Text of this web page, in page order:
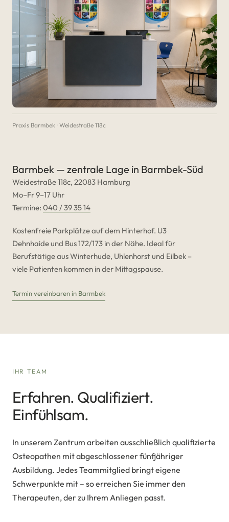
Praxis Barmbek · Weidestraße 118c
Barmbek — zentrale Lage in Barmbek-Süd
Weidestraße 118c, 22083 Hamburg
Mo–Fr 9–17 Uhr
Termine: 040 / 39 35 14
Kostenfreie Parkplätze auf dem Hinterhof. U3
Dehnhaide und Bus 172/173 in der Nähe. Ideal für
Berufstätige aus Winterhude, Uhlenhorst und Eilbek –
viele Patienten kommen in der Mittagspause.
Termin vereinbaren in Barmbek
IHR TEAM
Erfahren. Qualifiziert.
Einfühlsam.
In unserem Zentrum arbeiten ausschließlich qualifizierte
Osteopathen mit abgeschlossener fünfjähriger
Ausbildung. Jedes Teammitglied bringt eigene
Schwerpunkte mit – so erreichen Sie immer den
Therapeuten, der zu Ihrem Anliegen passt.